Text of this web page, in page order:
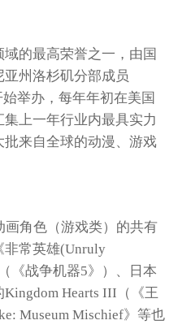
的最高荣誉之一，由国
州洛杉矶分部成员
举办，每年年初在美国
上一年行业内最具实力
来自全球的动漫、游戏
画角色（游戏类）的共有
非常英雄(Unruly
《战争机器5》）、日本
Hearts III（《王
Museum Mischief》等也